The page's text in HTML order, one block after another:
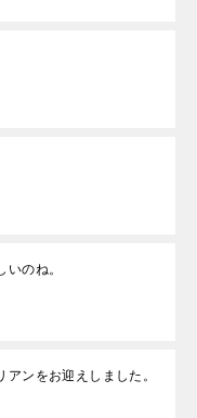
いのね。
アンをお迎えしました。